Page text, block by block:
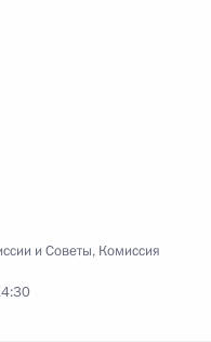
и Советы, Комиссия